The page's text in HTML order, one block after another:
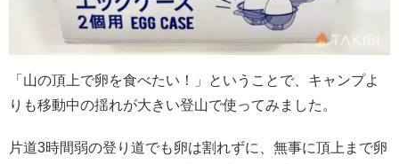
「山の頂上で卵を食べたい！」ということで、キャンプよ
りも移動中の揺れが大きい登山で使ってみました。
片道3時間弱の登り道でも卵は割れずに、無事に頂上まで卵